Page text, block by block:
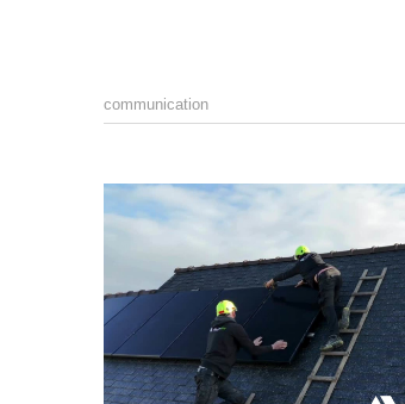
communication